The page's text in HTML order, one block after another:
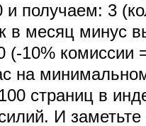
и получаем: 3
в месяц минус
(-10% комиссии
на
страниц в
И